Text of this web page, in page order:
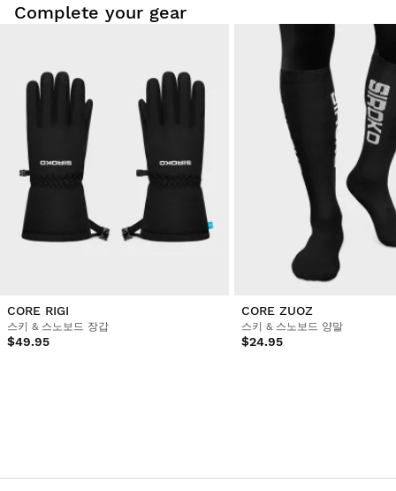
Complete your gear
CORE RIGI
스키 & 스노보드 장갑
$49.95
CORE ZUOZ
스키 & 스노보드 양말
$24.95